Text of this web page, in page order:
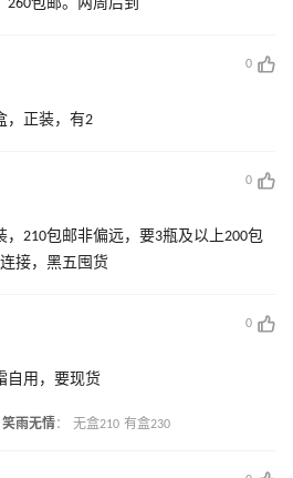
包邮。两周后到
0
，正装，有2
0
，210包邮非偏远，要3瓶及以上200包
接，黑五囤货
0
自用，要现货
笑雨无情： 无盒210 有盒230